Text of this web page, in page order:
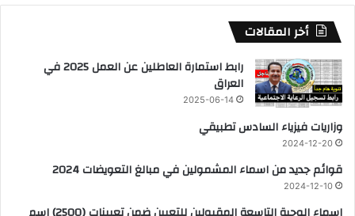
أخر المقالات
رابط استمارة العاطلين عن العمل 2025 في
العراق
2025-06-14
وزاريات فيزياء السادس تطبيقي
2024-12-20
قوائم جديد من اسماء المشمولين في مبالغ التعويضات 2024
2024-12-10